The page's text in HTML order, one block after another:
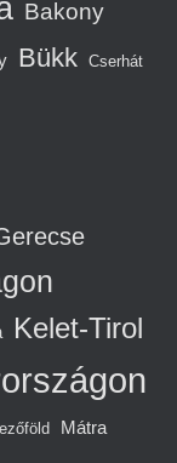
Bakony
Bükk Cserhát
Kelet-Tirol
Mátra